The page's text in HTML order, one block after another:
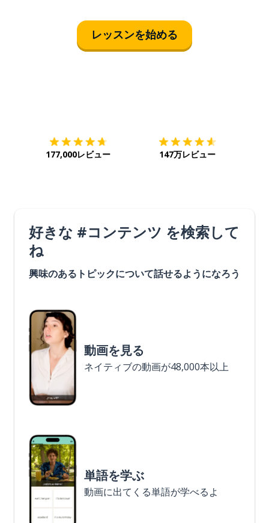
レッスンを始める
177,000レビュー 147万レビュー
好きな #コンテンツ を検索して
ね
興味のあるトピックについて話せるようになろう
動画を見る
ネイティブの動画が48,000本以上
単語を学ぶ
動画に出てくる単語が学べるよ